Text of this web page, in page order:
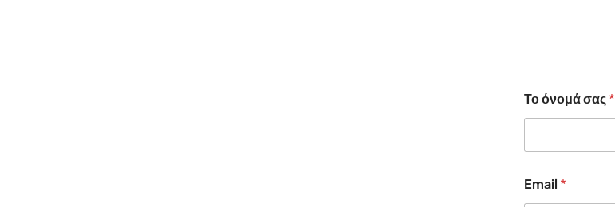
Το όνομά σας*
Email *